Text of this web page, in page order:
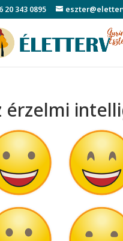
20 343 0895
érzelmi